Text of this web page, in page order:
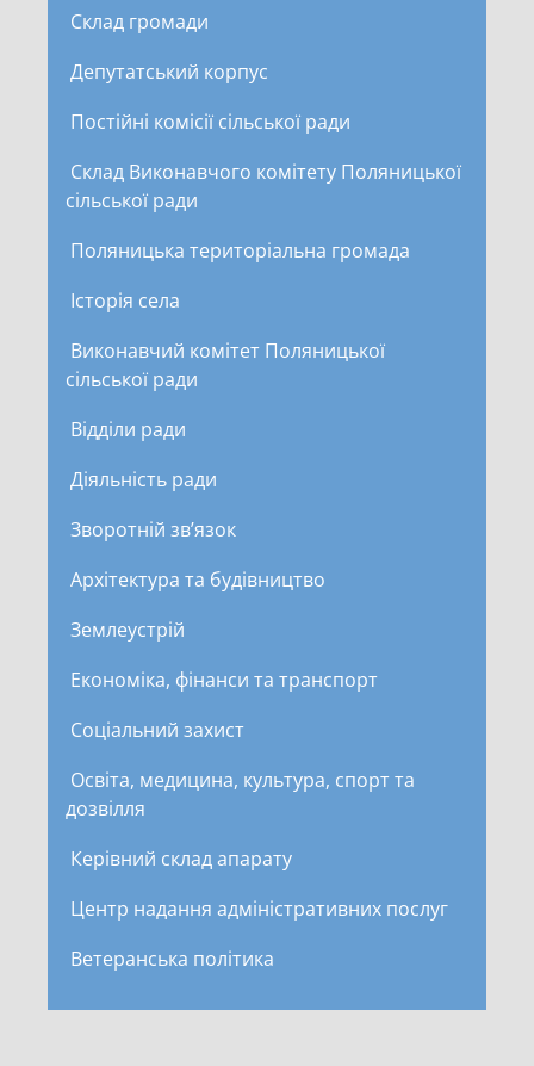
Склад громади
Депутатський корпус
Постійні комісії сільської ради
Склад Виконавчого комітету Поляницької
сільської ради
Поляницька територіальна громада
Історія села
Виконавчий комітет Поляницької
сільської ради
Відділи ради
Діяльність ради
Зворотній зв’язок
Архітектура та будівництво
Землеустрій
Економіка, фінанси та транспорт
Соціальний захист
Освіта, медицина, культура, спорт та
дозвілля
Керівний склад апарату
Центр надання адміністративних послуг
Ветеранська політика